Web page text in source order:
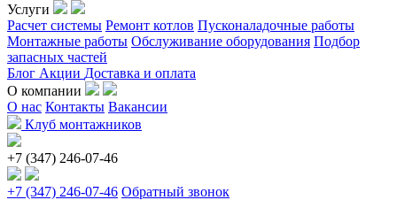
Услуги
Расчет системы Ремонт котлов Пусконаладочные работы
Монтажные работы Обслуживание оборудования Подбор
запасных частей
Блог Акции Доставка и оплата
О компании
О нас Контакты Вакансии
Клуб монтажников
+7 (347) 246-07-46
+7 (347) 246-07-46 Обратный звонок